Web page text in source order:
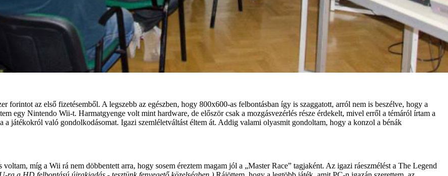
forintot az első fizetésemből. A legszebb az egészben, hogy 800x600-as felbontásban így is szaggatott, arról nem is beszélve, hogy a
egy Nintendo Wii-t. Harmatgyenge volt mint hardware, de először csak a mozgásvezérlés része érdekelt, mivel erről a témáról írtam a
a játékokról való gondolkodásomat. Igazi szemléletváltást éltem át. Addig valami olyasmit gondoltam, hogy a konzol a bénák
míg a Wii rá nem döbbentett arra, hogy sosem éreztem magam jól a „Master Race” tagjaként. Az igazi ráeszmélést a The Legend